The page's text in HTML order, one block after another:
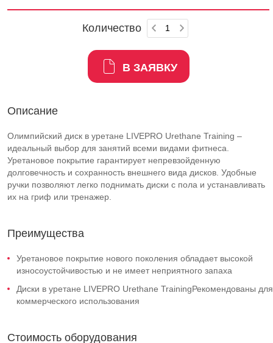
Количество
В ЗАЯВКУ
Описание
Олимпийский диск в уретане LIVEPRO Urethane Training –
идеальный выбор для занятий всеми видами фитнеса.
Уретановое покрытие гарантирует непревзойденную
долговечность и сохранность внешнего вида дисков. Удобные
ручки позволяют легко поднимать диски с пола и устанавливать
их на гриф или тренажер.
Преимущества
Уретановое покрытие нового поколения обладает высокой
износоустойчивостью и не имеет неприятного запаха
Диски в уретане LIVEPRO Urethane TrainingРекомендованы для
коммерческого использования
Стоимость оборудования